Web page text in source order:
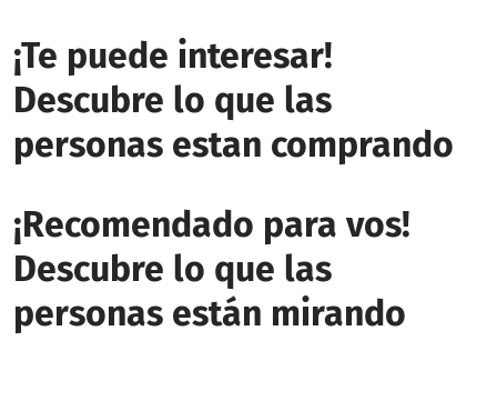
¡Te puede interesar!
Descubre lo que las
personas estan comprando
¡Recomendado para vos!
Descubre lo que las
personas están mirando